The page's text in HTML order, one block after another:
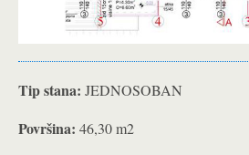
Tip stana: JEDNOSOBAN
Površina: 46,30 m2